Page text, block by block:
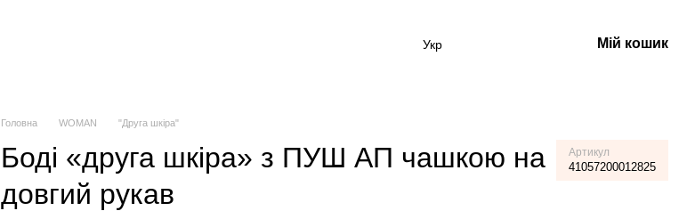
Укр Мій кошик
Головна WOMAN "Друга шкіра"
Боді «друга шкіра» з ПУШ АП чашкою на
довгий рукав
Артикул
41057200012825